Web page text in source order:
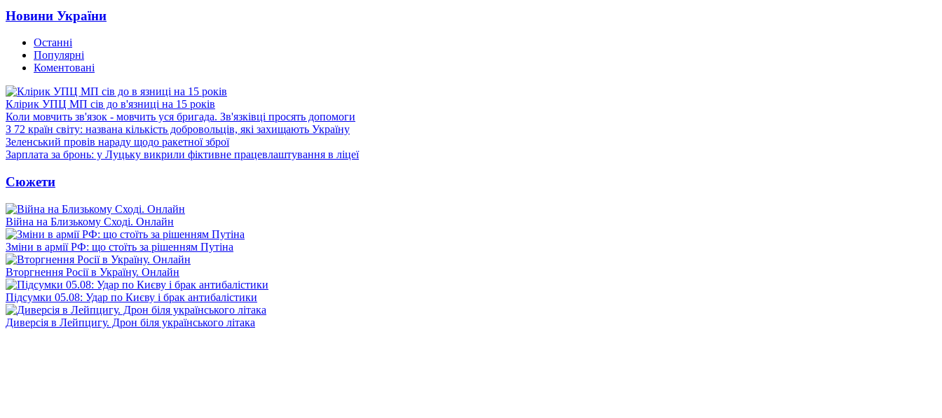
Новини України
Останні
Популярні
Коментовані
Клірик УПЦ МП сів до в'язниці на 15 років
Коли мовчить зв'язок - мовчить уся бригада. Зв'язківці просять допомоги
З 72 країн світу: названа кількість добровольців, які захищають Україну
Зеленський провів нараду щодо ракетної зброї
Зарплата за бронь: у Луцьку викрили фіктивне працевлаштування в ліцеї
Сюжети
Війна на Близькому Сході. Онлайн
Зміни в армії РФ: що стоїть за рішенням Путіна
Вторгнення Росії в Україну. Онлайн
Підсумки 05.08: Удар по Києву і брак антибалістики
Диверсія в Лейпцигу. Дрон біля українського літака